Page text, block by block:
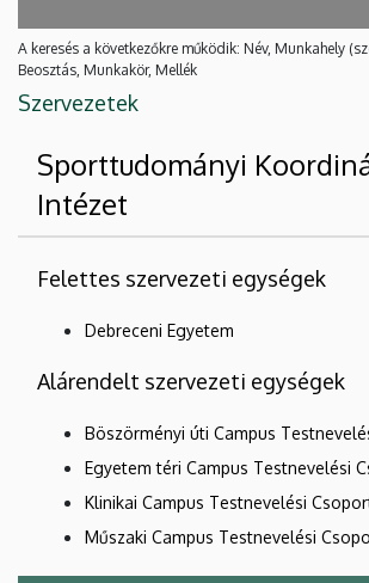
A keresés a következőkre működik: Név, Munkahely
Beosztás, Munkakör, Mellék
Szervezetek
Sporttudományi
Intézet
Felettes szervezeti egységek
Debreceni Egyetem
Alárendelt szervezeti egységek
Böszörményi úti Campus
Egyetem téri Campus Testnevelési
Klinikai Campus Testnevelési
Műszaki Campus Testnevelési